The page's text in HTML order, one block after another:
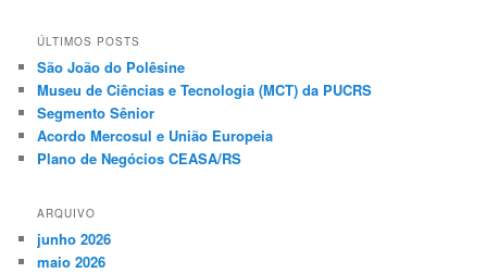
ÚLTIMOS POSTS
São João do Polêsine
Museu de Ciências e Tecnologia (MCT) da PUCRS
Segmento Sênior
Acordo Mercosul e União Europeia
Plano de Negócios CEASA/RS
ARQUIVO
junho 2026
maio 2026